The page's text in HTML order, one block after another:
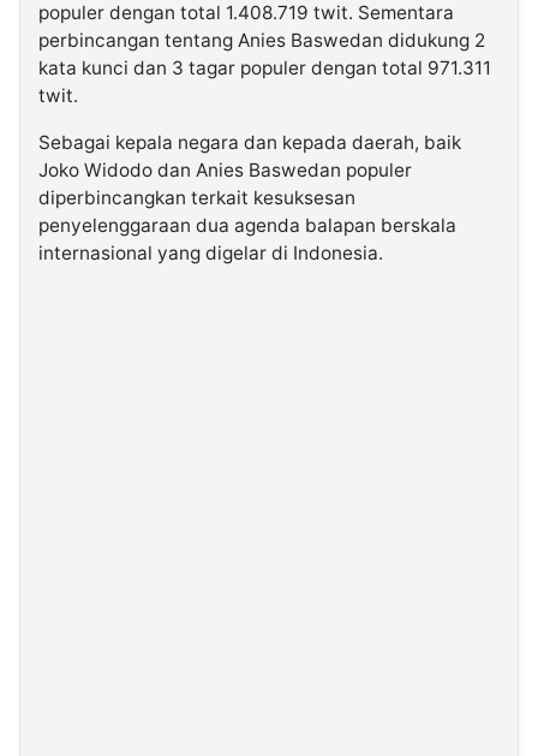
populer dengan total 1.408.719 twit. Sementara
perbincangan tentang Anies Baswedan didukung 2
kata kunci dan 3 tagar populer dengan total 971.311
twit.
Sebagai kepala negara dan kepada daerah, baik
Joko Widodo dan Anies Baswedan populer
diperbincangkan terkait kesuksesan
penyelenggaraan dua agenda balapan berskala
internasional yang digelar di Indonesia.